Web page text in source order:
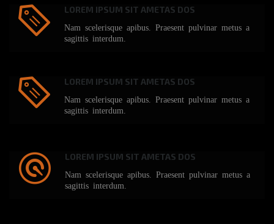
LOREM IPSUM SIT AMETAS DOS
Nam scelerisque apibus. Praesent pulvinar metus a
sagittis interdum.
LOREM IPSUM SIT AMETAS DOS
Nam scelerisque apibus. Praesent pulvinar metus a
sagittis interdum.
LOREM IPSUM SIT AMETAS DOS
Nam scelerisque apibus. Praesent pulvinar metus a
sagittis interdum.